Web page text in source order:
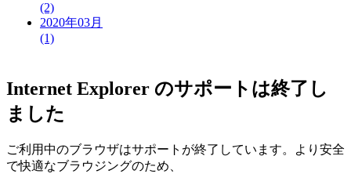
(2)
2020年03月
(1)
Internet Explorer のサポートは終了し
ました
ご利用中のブラウザはサポートが終了しています。より安全
で快適なブラウジングのため、